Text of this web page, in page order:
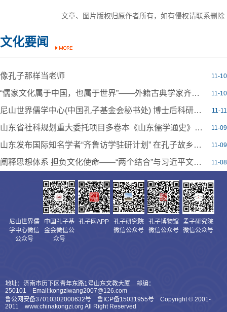
文章、图片版权归原作者所有，如有侵权请联系删除
文化要闻
11-10
像孔子那样当老师
11-10
“儒家文化属于中国，也属于世界”——外籍古典学家齐鲁领略中华文明魅力
11-11
尼山世界儒学中心(中国孔子基金会秘书处) 博士后科研工作站2024年公开招聘工作人员简章
11-09
山东省社科规划重大委托项目多卷本《山东儒学通史》编纂工作会议成功举行
11-09
山东发布国际知名学者“齐鲁访学驻研计划” 在孔子故乡搭建东西方古典文明对话平台
11-08
阐释思想体系 担负文化使命——“两个结合”与习近平文化思想理论研讨会综述
尼山世界儒
学中心微信
公众号
中国孔子基
金会微信公
众号
孔子网APP
孔子研究院
微信公众号
孔子博物馆
微信公众号
孟子研究院
微信公众号
地址：济南市历下区青年东路1号山东文教大厦 邮编：
250101 Email:kongziwang2007@126.com
鲁公网安备37010302000632号 鲁ICP备15031955号 Copyright © 2001-
2011 www.chinakongzi.org All Right Reserved